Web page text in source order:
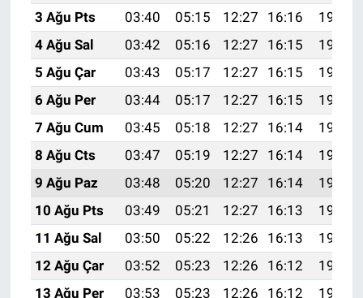
3 Ağu Pts
03:40 05:15 12:27 16:16
19:30
4 Ağu Sal
03:42 05:16 12:27 16:15
19:29
5 Ağu Çar
03:43 05:17 12:27 16:15
19:28
6 Ağu Per
03:44 05:17 12:27 16:15
19:27
7 Ağu Cum
03:45 05:18 12:27 16:14
19:26
8 Ağu Cts
03:47 05:19 12:27 16:14
19:25
9 Ağu Paz
03:48 05:20 12:27 16:14
19:24
10 Ağu Pts
03:49 05:21 12:27 16:13
19:22
11 Ağu Sal
03:50 05:22 12:26 16:13
19:21
12 Ağu Çar
03:52 05:23 12:26 16:12
19:20
13 Ağu Per
03:53 05:23 12:26 16:12
19:19